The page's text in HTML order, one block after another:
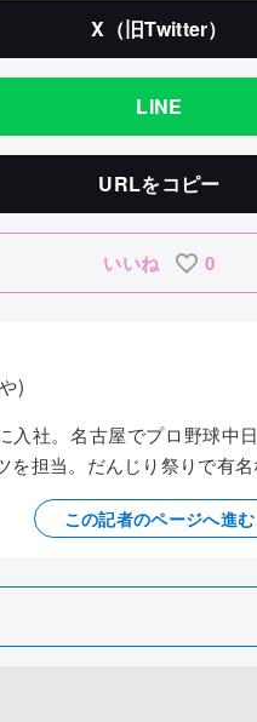
X（旧Twitter）
LINE
URLをコピー
いいね 0
)
入社。名古屋でプロ野球中
担当。だんじり祭りで有名
この記者のページへ進む